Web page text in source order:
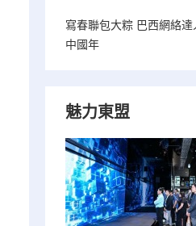
寫春聯包大粽 巴西網絡
中國年
魅力東盟